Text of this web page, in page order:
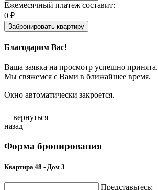
Ежемесячный платеж составит:
0 ₽
Забронировать квартиру
Благодарим Вас!
Ваша заявка на просмотр успешно принята.
Мы свяжемся с Вами в ближайшее время.
Окно автоматически закроется.
вернуться
назад
Форма бронирования
Квартира 48 - Дом 3
Представьтесь: